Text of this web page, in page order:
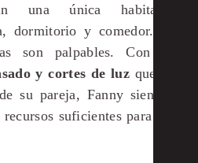
una única habitación
dormitorio y comedor. Las
son palpables. Con dos
y cortes de luzque han
su pareja, Fanny siente la
suficientes para salir